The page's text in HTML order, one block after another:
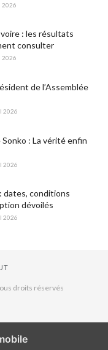
2026
: les résultats
consulter
2026
de l’Assemblée
2026
Sonko : La vérité enfin
2026
dates, conditions
dévoilés
2026
droits réservés